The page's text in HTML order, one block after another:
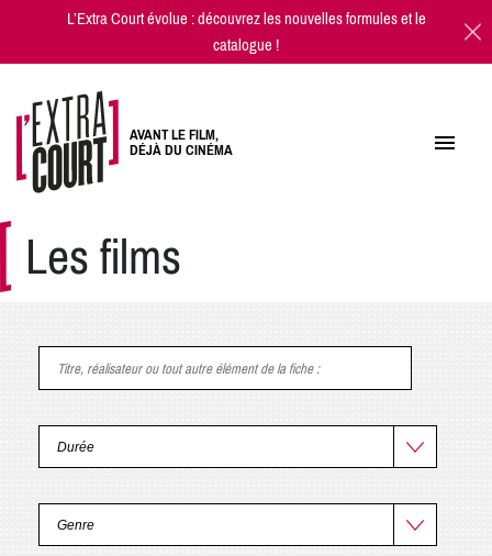
L’Extra Court évolue : découvrez lesnouvelles formulesetle
catalogue!
AVANT LE FILM,
DÉJÀ DU CINÉMA
Les films
Titre, réalisateur ou tout autre élément de la fiche: